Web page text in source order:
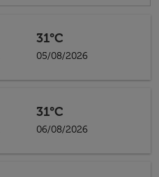
31°C
05/08/2026
31°C
06/08/2026